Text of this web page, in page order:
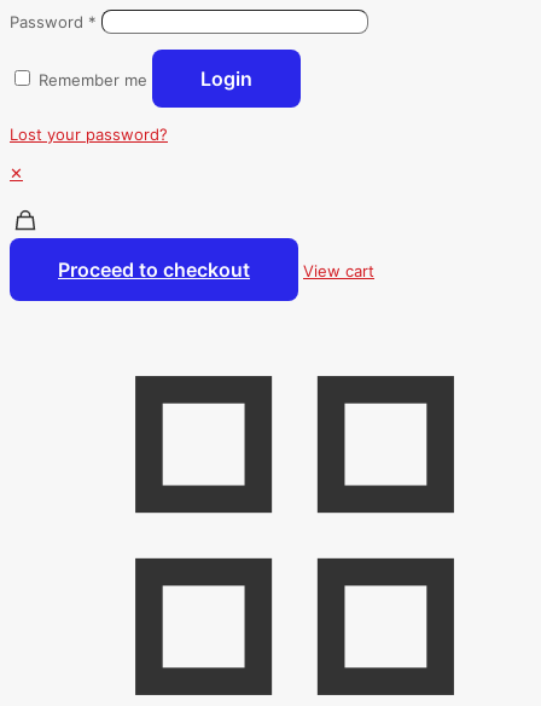
Password *
Remember me Login
Lost your password?
✕
Proceed to checkout View cart